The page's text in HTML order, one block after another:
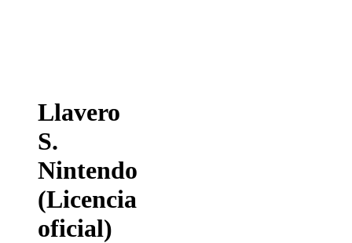
Llavero
S.
Nintendo
(Licencia
oficial)